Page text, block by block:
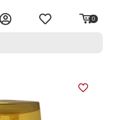
0